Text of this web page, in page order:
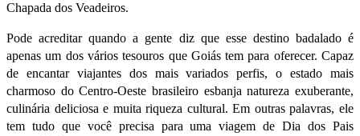
Chapada dos Veadeiros.
Pode acreditar quando a gente diz que esse destino badalado é
apenas um dos vários tesouros que Goiás tem para oferecer. Capaz
de encantar viajantes dos mais variados perfis, o estado mais
charmoso do Centro-Oeste brasileiro esbanja natureza exuberante,
culinária deliciosa e muita riqueza cultural. Em outras palavras, ele
tem tudo que você precisa para uma viagem de Dia dos Pais